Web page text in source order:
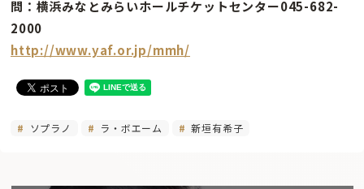
問：横浜みなとみらいホールチケットセンター045-682-
2000
http://www.yaf.or.jp/mmh/
ソプラノ ラ・ボエーム 新垣有希子